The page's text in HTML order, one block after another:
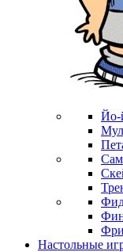
Йо-
Настольные